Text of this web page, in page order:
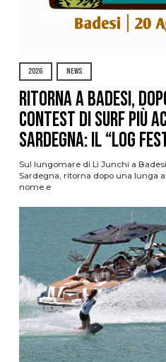
2026 NEWS
Ritorna a Badesi,
contest di surf più
Sardegna: il “Log
Sul lungomare di Li Junchi a
Sardegna, ritorna dopo una lunga
nome e